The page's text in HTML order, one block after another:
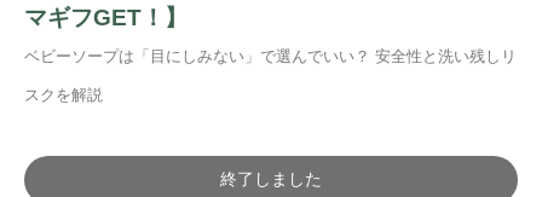
マギフGET！】
ベビーソープは「目にしみない」で選んでいい？ 安全性と洗い残しリ
スクを解説
終了しました